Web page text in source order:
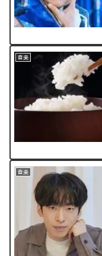
音楽
音楽